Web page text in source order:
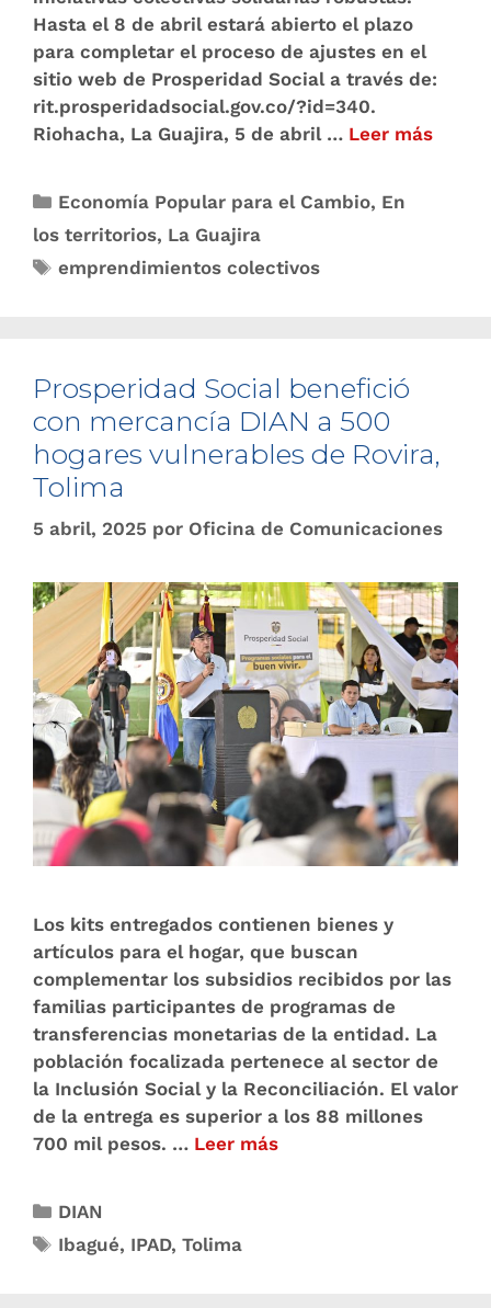
Hasta el 8 de abril estará abierto el plazo
para completar el proceso de ajustes en el
sitio web de Prosperidad Social a través de:
rit.prosperidadsocial.gov.co/?id=340.
Riohacha, La Guajira, 5 de abril … Leer más
Economía Popular para el Cambio, En
los territorios, La Guajira
emprendimientos colectivos
Prosperidad Social benefició
con mercancía DIAN a 500
hogares vulnerables de Rovira,
Tolima
5 abril, 2025 por Oficina de Comunicaciones
Los kits entregados contienen bienes y
artículos para el hogar, que buscan
complementar los subsidios recibidos por las
familias participantes de programas de
transferencias monetarias de la entidad. La
población focalizada pertenece al sector de
la Inclusión Social y la Reconciliación. El valor
de la entrega es superior a los 88 millones
700 mil pesos. … Leer más
DIAN
Ibagué, IPAD,Tolima